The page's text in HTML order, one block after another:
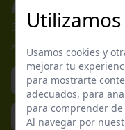
Apúntate a
Suscríbete a nuestra
y promociones exclusivas.
Usamos cookies y
mejorar tu
para mostrarte
adecuados, para
para comprender
Al navegar por